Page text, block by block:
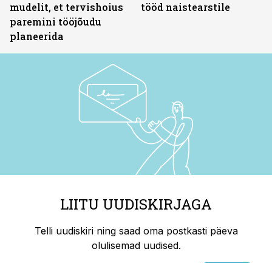
mudelit, et tervishoius
paremini tööjõudu
planeerida
tööd naistearstile
LIITU UUDISKIRJAGA
Telli uudiskiri ning saad oma postkasti päeva
olulisemad uudised.